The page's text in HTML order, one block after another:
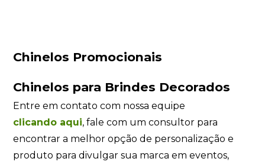
Chinelos Promocionais
Chinelos para Brindes Decorados
Entre em contato com nossa equipe
clicando aqui, fale com um consultor para
encontrar a melhor opção de personalização e
produto para divulgar sua marca em eventos,